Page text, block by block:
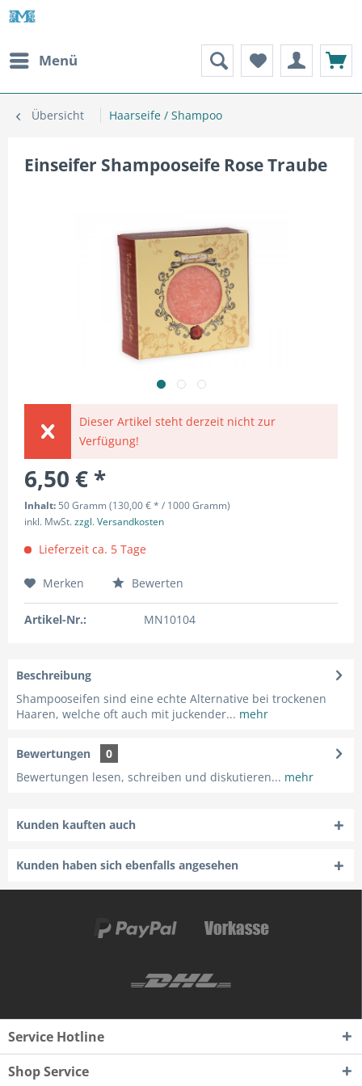
Menü
Übersicht Haarseife / Shampoo
Einseifer Shampooseife Rose Traube
Dieser Artikel steht derzeit nicht zur
Verfügung!
6,50 € *
Inhalt: 50 Gramm (130,00 € * / 1000 Gramm)
inkl. MwSt.zzgl. Versandkosten
Lieferzeit ca. 5 Tage
Merken Bewerten
Artikel-Nr.: MN10104
Beschreibung
Shampooseifen sind eine echte Alternative bei trockenen
Haaren, welche oft auch mit juckender... mehr
Bewertungen
0
Bewertungen lesen, schreiben und diskutieren... mehr
Kunden kauften auch
Kunden haben sich ebenfalls angesehen
Service Hotline
Shop Service